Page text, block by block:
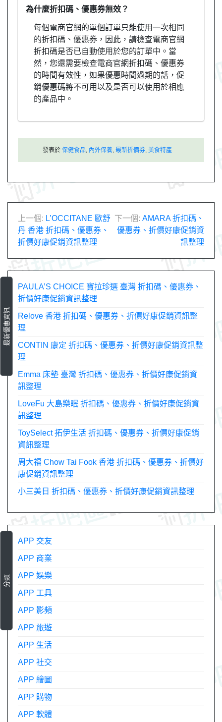
為什麼折扣碼、優惠券無效？
每個電商官網的單個訂單只能使用一次相同
的折扣碼、優惠券，因此，請檢查電商官網
折扣碼是否已自動使用於您的訂單中。當
然，您還需要檢查電商官網折扣碼、優惠券
的時間有效性，如果優惠時間過期的話，促
銷優惠碼將不可用以及是否可以使用於相應
的產品中。
發表於 保健食品 內外保養 最新折價券 美食特產
文
章
導
上一個: L’OCCITANE 歐舒
丹 香港 折扣碼、優惠券、
折價好康促銷資訊整理
下一個: AMARA 折扣碼、
優惠券、折價好康促銷資
訊整理
最新優惠資訊
PAULA’S CHOICE 寶拉珍選 臺灣 折扣碼、優惠券、
折價好康促銷資訊整理
Relove 香港 折扣碼、優惠券、折價好康促銷資訊整
理
CONTIN 康定 折扣碼、優惠券、折價好康促銷資訊整
理
Emma 床墊 臺灣 折扣碼、優惠券、折價好康促銷資
訊整理
LoveFu 大島樂眠 折扣碼、優惠券、折價好康促銷資
訊整理
ToySelect 拓伊生活 折扣碼、優惠券、折價好康促銷
資訊整理
周大福 Chow Tai Fook 香港 折扣碼、優惠券、折價好
康促銷資訊整理
小三美日 折扣碼、優惠券、折價好康促銷資訊整理
分類
APP 交友
APP 商業
APP 娛樂
APP 工具
APP 影頻
APP 旅遊
APP 生活
APP 社交
APP 繪圖
APP 購物
APP 軟體